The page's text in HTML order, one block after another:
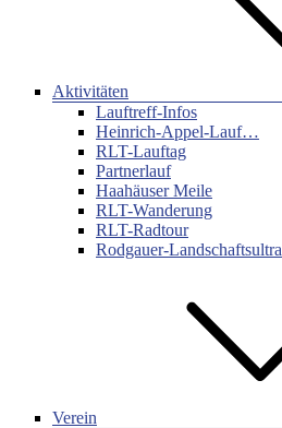
Aktivitäten
Lauftreff-Infos
Heinrich-Appel-Lauf…
RLT-Lauftag
Partnerlauf
Haahäuser Meile
RLT-Wanderung
RLT-Radtour
Rodgauer-Landschaftsultra
Verein